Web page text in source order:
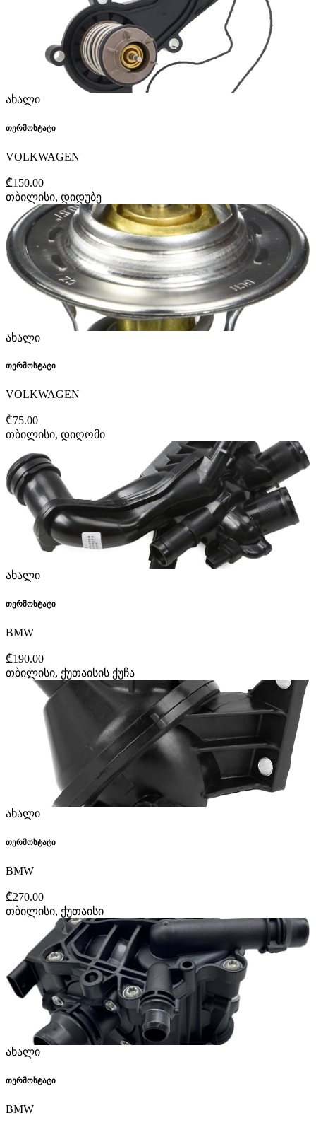
ახალი
თერმოსტატი
VOLKWAGEN
₾150.00
თბილისი, დიდუბე
ახალი
თერმოსტატი
VOLKWAGEN
₾75.00
თბილისი, დიღომი
ახალი
თერმოსტატი
BMW
₾190.00
თბილისი, ქუთაისის ქუჩა
ახალი
თერმოსტატი
BMW
₾270.00
თბილისი, ქუთაისი
ახალი
თერმოსტატი
BMW